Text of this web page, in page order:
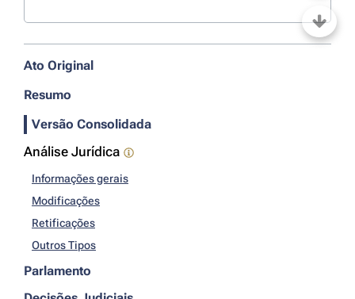
Ato Original
Resumo
Versão Consolidada
Análise Jurídica
Informações gerais
Modificações
Retificações
Outros Tipos
Parlamento